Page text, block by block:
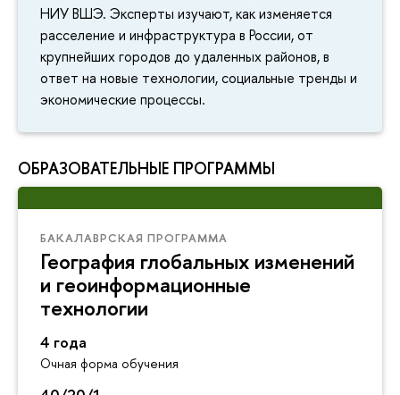
НИУ ВШЭ. Эксперты изучают, как изменяется
расселение и инфраструктура в России, от
крупнейших городов до удаленных районов, в
ответ на новые технологии, социальные тренды и
экономические процессы.
ОБРАЗОВАТЕЛЬНЫЕ ПРОГРАММЫ
БАКАЛАВРСКАЯ ПРОГРАММА
География глобальных изменений
и геоинформационные
технологии
4 года
Очная форма обучения